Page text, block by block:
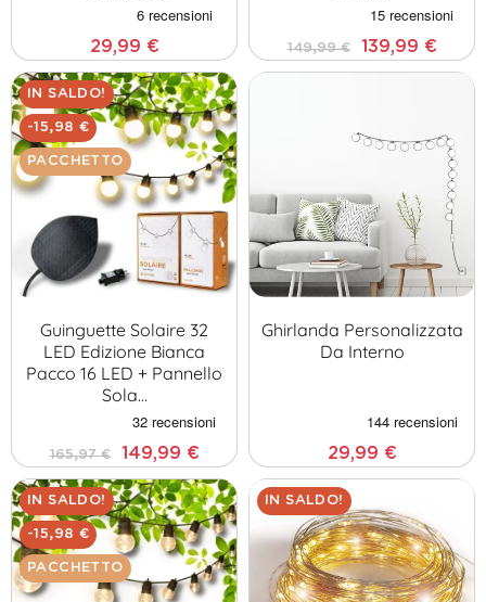
29,99 € 149,99 € 139,99 €
IN SALDO!
-15,98 €
PACCHETTO
Guinguette Solaire 32
LED Edizione Bianca
Pacco 16 LED + Pannello
Sola…
165,97 € 149,99 €
Ghirlanda Personalizzata
Da Interno
29,99 €
IN SALDO!
-15,98 €
PACCHETTO
IN SALDO!